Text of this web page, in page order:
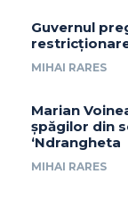
Guvernul
MIHAI RARES
Marian
șpăgilor din
‘Ndrangheta
MIHAI RARES